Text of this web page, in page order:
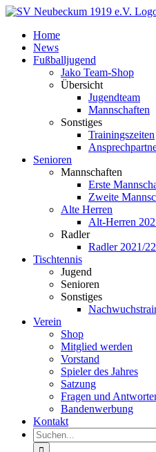
Zum
springenHome
News
Fußballjugend
Jako Team-Shop
Übersicht
Jugendteam
Mannschaften
Sonstiges
Trainingszeiten
Senioren
Mannschaften
Erste
Zweite
Alte Herren
Alt-Herren
Radler
Radler 2021/22
Tischtennis
Jugend
Senioren
Sonstiges
Verein
Shop
Mitglied werden
Vorstand
Spieler des Jahres
Satzung
Fragen und
Bandenwerbung
Kontakt
Suche
nach: